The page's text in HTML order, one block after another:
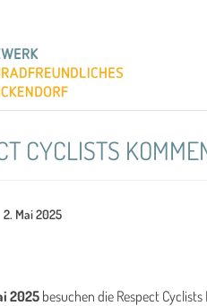
CYCLISTS
2. Mai 2025
2025 besuchen die Respect